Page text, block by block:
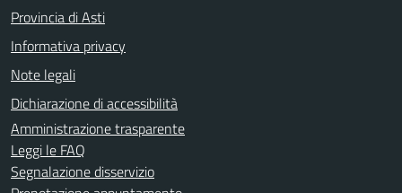
Provincia di Asti
Informativa privacy
Note legali
Dichiarazione di accessibilità
Amministrazione trasparente
Leggi le FAQ
Segnalazione disservizio